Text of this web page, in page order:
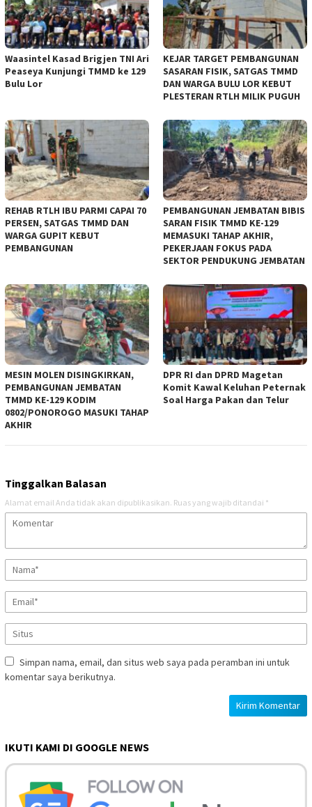
Waasintel Kasad Brigjen TNI Ari
Peaseya Kunjungi TMMD ke 129
Bulu Lor
KEJAR TARGET PEMBANGUNAN
SASARAN FISIK, SATGAS TMMD
DAN WARGA BULU LOR KEBUT
PLESTERAN RTLH MILIK PUGUH
REHAB RTLH IBU PARMI CAPAI 70
PERSEN, SATGAS TMMD DAN
WARGA GUPIT KEBUT
PEMBANGUNAN
PEMBANGUNAN JEMBATAN BIBIS
SARAN FISIK TMMD KE-129
MEMASUKI TAHAP AKHIR,
PEKERJAAN FOKUS PADA
SEKTOR PENDUKUNG JEMBATAN
MESIN MOLEN DISINGKIRKAN,
PEMBANGUNAN JEMBATAN
TMMD KE-129 KODIM
0802/PONOROGO MASUKI TAHAP
AKHIR
DPR RI dan DPRD Magetan
Komit Kawal Keluhan Peternak
Soal Harga Pakan dan Telur
Tinggalkan Balasan
Alamat email Anda tidak akan dipublikasikan. Ruas yang wajib ditandai *
Simpan nama, email, dan situs web saya pada peramban ini untuk
komentar saya berikutnya.
IKUTI KAMI DI GOOGLE NEWS